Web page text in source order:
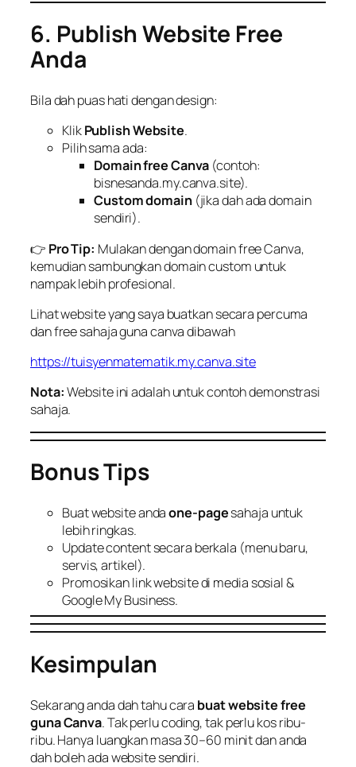
6. Publish Website Free
Anda
Bila dah puas hati dengan design:
KlikPublish Website.
Pilih sama ada:
Domain free Canva (contoh:
bisnesanda.my.canva.site).
Custom domain(jika dah ada domain
sendiri).
👉 Pro Tip: Mulakan dengan domain free Canva,
kemudian sambungkan domain custom untuk
nampak lebih profesional.
Lihat website yang saya buatkan secara percuma
dan free sahaja guna canva dibawah
https://tuisyenmatematik.my.canva.site
Nota:Website ini adalah untuk contoh demonstrasi
sahaja.
Bonus Tips
Buat website andaone-pagesahaja untuk
lebih ringkas.
Update content secara berkala (menu baru,
servis, artikel).
Promosikan link website di media sosial &
Google My Business.
Kesimpulan
Sekarang anda dah tahu cara buat website free
guna Canva. Tak perlu coding, tak perlu kos ribu-
ribu. Hanya luangkan masa 30–60 minit dan anda
dah boleh ada website sendiri.